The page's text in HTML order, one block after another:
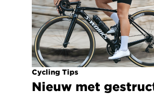
Cycling Tips
Nieuw met